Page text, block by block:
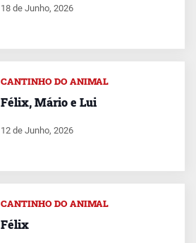
18 de Junho, 2026
CANTINHO DO ANIMAL
Félix, Mário e Lui
12 de Junho, 2026
CANTINHO DO ANIMAL
Félix